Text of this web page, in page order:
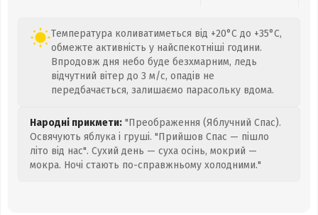
Температура коливатиметься від +20°C до +35°C,
обмежте активність у найспекотніші години.
Впродовж дня небо буде безхмарним, ледь
відчутний вітер до 3 м/с, опадів не
передбачається, залишаємо парасольку вдома.
Народні прикмети: "Преображення (Яблучний Спас).
Освячують яблука і груші. "Прийшов Спас — пішло
літо від нас". Сухий день — суха осінь, мокрий —
мокра. Ночі стають по-справжньому холодними."